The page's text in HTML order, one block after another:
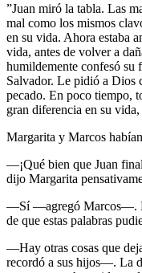
”Juan miró la tabla. Las
mal como los mismos
en su vida. Ahora estaba
vida, antes de volver a
humildemente confesó su
Salvador. Le pidió a Dios
pecado. En poco tiempo,
gran diferencia en su
Margarita y Marcos
—¡Qué bien que Juan
dijo Margarita
—Sí —agregó Marcos—.
de que estas palabras
—Hay otras cosas que
recordó a sus hijos—. La